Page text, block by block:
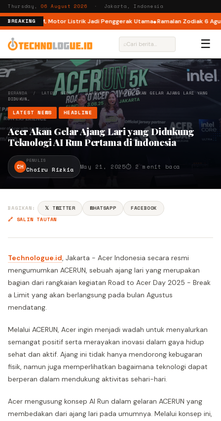
Thursday,06 August 2026 · Jakarta, Indonesia
BREAKING
di M6 DM, Motor Listrik Jadi Penggerak Utama Ramalan Zodiak 6
⌕ ☰
BERANDA / LATEST NEWS/HEADLINE/ACER AKAN GELAR AJANG LARI YANG
DIDUKUN…
LATEST NEWS HEADLINE
Acer Akan Gelar Ajang Lari yang Didukung
Teknologi AI Run Pertama di Indonesia
CH
PENULIS
Choiru Rizkia May 21, 2025⏱ 2 menit baca
BAGIKAN: 𝕏 TWITTER WHATSAPP
FACEBOOK
🔗 SALIN TAUTAN
Technologue.id, Jakarta - Acer Indonesia secara resmi
mengumumkan ACERUN, sebuah ajang lari yang merupakan
bagian dari rangkaian kegiatan Road to Acer Day 2025 - Break
a Limit yang akan berlangsung pada bulan Agustus
mendatang.
Melalui ACERUN, Acer ingin menjadi wadah untuk menyalurkan
semangat positif serta merayakan inovasi dalam gaya hidup
sehat dan aktif. Ajang ini tidak hanya mendorong kebugaran
fisik, namun juga memperlihatkan bagaimana teknologi dapat
berperan dalam mendukung aktivitas sehari-hari.
Acer mengusung konsep AI Run dalam gelaran ACERUN yang
membedakan dari ajang lari pada umumnya. Melalui konsep ini,